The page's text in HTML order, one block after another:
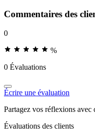
Commentaires des
0
%
0 Évaluations
Écrire une évaluation
Partagez vos réflexions avec
Évaluations des clients